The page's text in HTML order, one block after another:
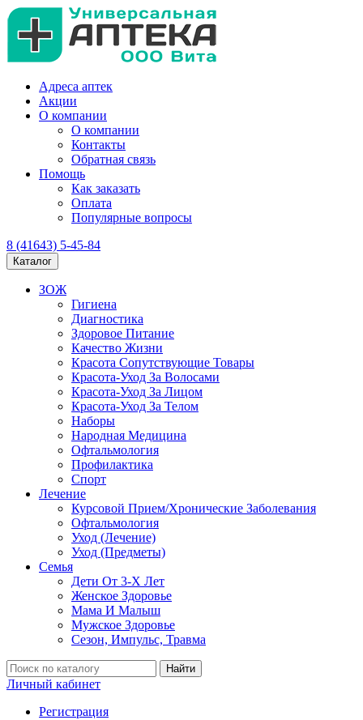
Адреса аптек
Акции
О компании
О компании
Контакты
Обратная связь
Помощь
Как заказать
Оплата
Популярные вопросы
8 (41643) 5-45-84
Каталог
ЗОЖ
Гигиена
Диагностика
Здоровое Питание
Качество Жизни
Красота Сопутствующие Товары
Красота-Уход За Волосами
Красота-Уход За Лицом
Красота-Уход За Телом
Наборы
Народная Медицина
Офтальмология
Профилактика
Спорт
Лечение
Курсовой Прием/Хронические Заболевания
Офтальмология
Уход (Лечение)
Уход (Предметы)
Семья
Дети От 3-Х Лет
Женское Здоровье
Мама И Малыш
Мужское Здоровье
Сезон, Импульс, Травма
Найти
Личный кабинет
Регистрация